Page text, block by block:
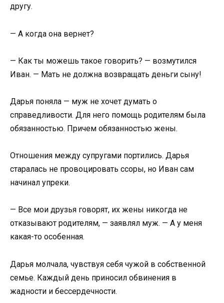
другу.
— А когда она вернет?
— Как ты можешь такое говорить? — возмутился
Иван. — Мать не должна возвращать деньги сыну!
Дарья поняла — муж не хочет думать о
справедливости. Для него помощь родителям была
обязанностью. Причем обязанностью жены.
Отношения между супругами портились. Дарья
старалась не провоцировать ссоры, но Иван сам
начинал упреки.
— Все мои друзья говорят, их жены никогда не
отказывают родителям, — заявлял муж. — А у меня
какая-то особенная.
Дарья молчала, чувствуя себя чужой в собственной
семье. Каждый день приносил обвинения в
жадности и бессердечности.